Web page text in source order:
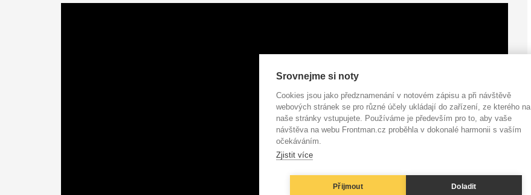
Srovnejme si noty
Cookies jsou jako předznamenání v notovém zápisu a při návštěvě
webových stránek se pro různé účely ukládají do zařízení, ze kterého na
naše stránky vstupujete. Používáme je především pro to, aby vaše
návštěva na webu Frontman.cz proběhla v dokonalé harmonii s vaším
očekáváním.
Zjistit více
Přijmout Doladit